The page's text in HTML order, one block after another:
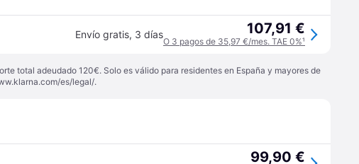
Envío gratis, 3 días 107,91 €
O 3 pagos de 35,97 €/mes. TAE 0%¹
total adeudado 120€. Solo es válido para residentes en España y mayores de
es/legal/.
99,90 €